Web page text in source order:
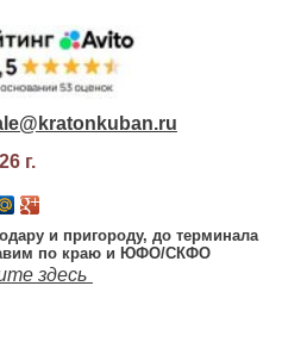
г.
и пригороду, до терминала
по краю и ЮФО/СКФО
здесь